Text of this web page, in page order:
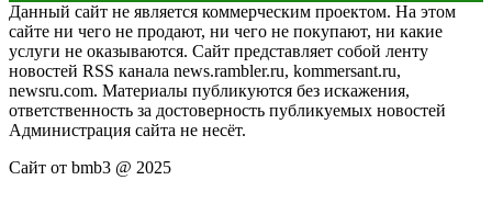
Данный сайт не является коммерческим проектом. На этом
сайте ни чего не продают, ни чего не покупают, ни какие
услуги не оказываются. Сайт представляет собой ленту
новостей RSS канала news.rambler.ru, kommersant.ru,
newsru.com. Материалы публикуются без искажения,
ответственность за достоверность публикуемых новостей
Администрация сайта не несёт.
Сайт от bmb3 @ 2025